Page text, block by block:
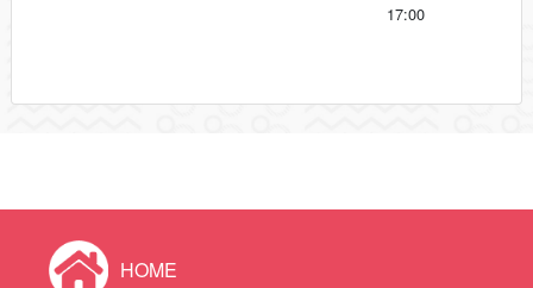
17:00
HOME